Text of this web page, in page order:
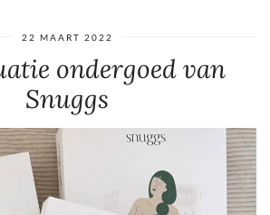
22 MAART 2022
ondergoed van
Snuggs